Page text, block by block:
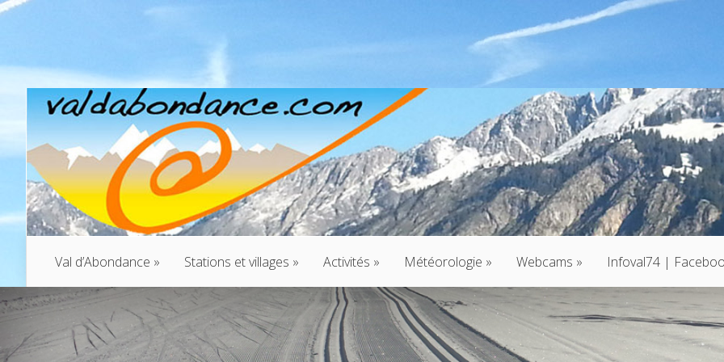
Val d’Abondance » Stations et villages » Activités » Météorologie » Webcams » Infoval74 |